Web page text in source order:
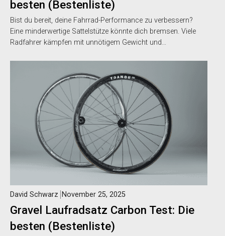
besten (Bestenliste)
Bist du bereit, deine Fahrrad-Performance zu verbessern?
Eine minderwertige Sattelstütze könnte dich bremsen. Viele
Radfahrer kämpfen mit unnötigem Gewicht und…
Gravel Laufradsatz Carbon Test: Die
besten (Bestenliste)
David Schwarz November 25, 2025